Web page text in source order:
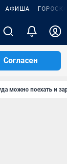
АФИША
Согласен
можно поехать и